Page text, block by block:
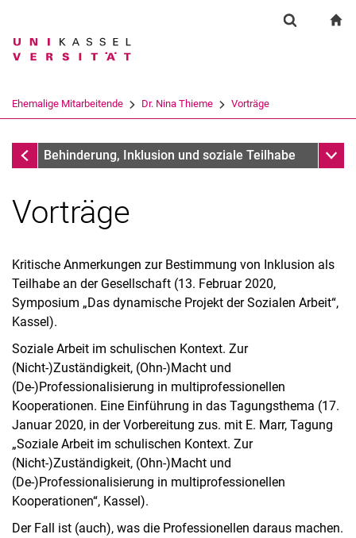
Springe direkt zu: Inhalt
Springe direkt zu: Suche
Springe direkt zu:
Suchbegriff
Suchen (öffnet externen Link in einem
Ehemalige Mitarbeitende Dr. Nina Thieme Vorträge
Dr. Nina Thieme
Behinderung, Inklusion und soziale Teilhabe
Eva Marr
Vorträge
Kritische Anmerkungen zur Bestimmung von Inklusion als
Teilhabe an der Gesellschaft (13. Februar 2020,
Symposium „Das dynamische Projekt der Sozialen Arbeit“,
Kassel).
Soziale Arbeit im schulischen Kontext. Zur
(Nicht-)Zuständigkeit, (Ohn-)Macht und
(De‑)Professionalisierung in multiprofessionellen
Kooperationen. Eine Einführung in das Tagungsthema (17.
Januar 2020, in der Vorbereitung zus. mit E. Marr, Tagung
„Soziale Arbeit im schulischen Kontext. Zur
(Nicht-)Zuständigkeit, (Ohn-)Macht und
(De‑)Professionalisierung in multiprofessionellen
Kooperationen“, Kassel).
Der Fall ist (auch), was die Professionellen daraus machen.